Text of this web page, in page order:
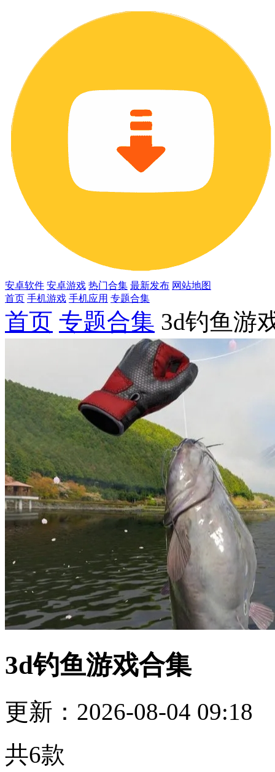
安卓软件 安卓游戏 热门合集 最新发布 网站地图
首页 手机游戏 手机应用 专题合集
首页 专题合集 3d钓鱼游
3d钓鱼游戏合集
更新：2026-08-04 09:18
共6款